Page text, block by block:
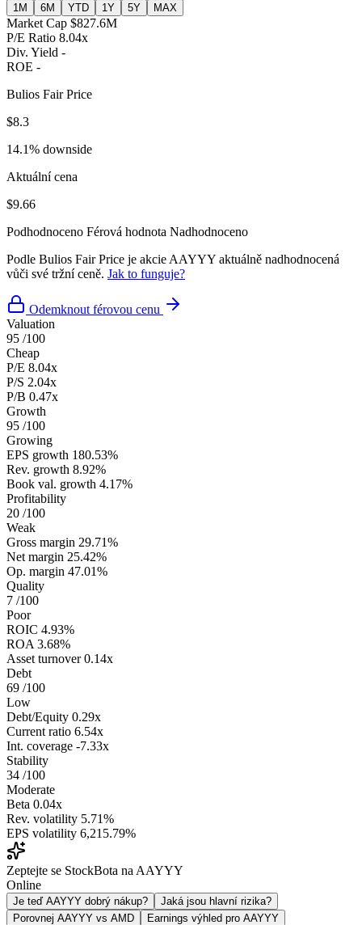
1M 6M YTD 1Y 5Y MAX
Market Cap $827.6M
P/E Ratio 8.04x
Div. Yield -
ROE -
Bulios Fair Price
$8.3
14.1% downside
Aktuální cena
$9.66
Podhodnoceno Férová hodnota Nadhodnoceno
Podle Bulios Fair Price je akcie AAYYY aktuálně nadhodnocená
vůči své tržní ceně. Jak to funguje?
Odemknout férovou cenu
Valuation
95 /100
Cheap
P/E 8.04x
P/S 2.04x
P/B 0.47x
Growth
95 /100
Growing
EPS growth 180.53%
Rev. growth 8.92%
Book val. growth 4.17%
Profitability
20 /100
Weak
Gross margin 29.71%
Net margin 25.42%
Op. margin 47.01%
Quality
7 /100
Poor
ROIC 4.93%
ROA 3.68%
Asset turnover 0.14x
Debt
69 /100
Low
Debt/Equity 0.29x
Current ratio 6.54x
Int. coverage -7.33x
Stability
34 /100
Moderate
Beta 0.04x
Rev. volatility 5.71%
EPS volatility 6,215.79%
Zeptejte se StockBota na AAYYY
Online
Je teď AAYYY dobrý nákup?
Jaká jsou hlavní rizika?
Porovnej AAYYY vs AMD
Earnings výhled pro AAYYY